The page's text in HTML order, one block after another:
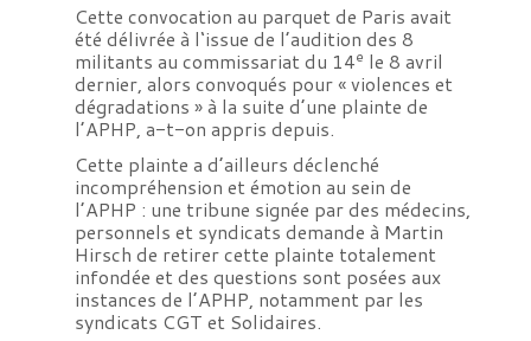
Cette convocation au parquet de Paris avait
été délivrée à l‘issue de l’audition des 8
militants au commissariat du 14e le 8 avril
dernier, alors convoqués pour « violences et
dégradations » à la suite d’une plainte de
l’APHP, a-t-on appris depuis.
Cette plainte a d’ailleurs déclenché
incompréhension et émotion au sein de
l’APHP : une tribune signée par des médecins,
personnels et syndicats demande à Martin
Hirsch de retirer cette plainte totalement
infondée et des questions sont posées aux
instances de l’APHP, notamment par les
syndicats CGT et Solidaires.